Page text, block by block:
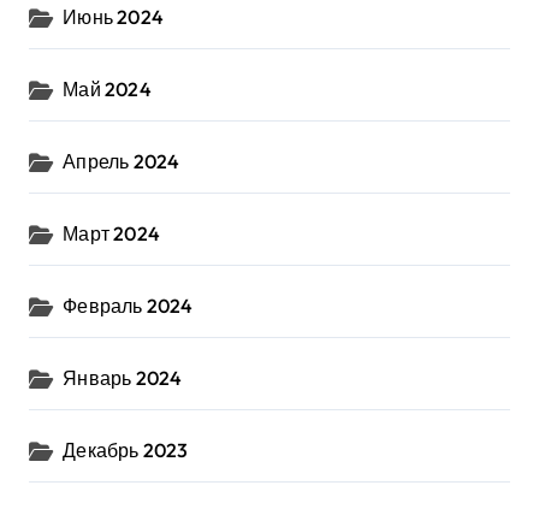
Июнь 2024
Май 2024
Апрель 2024
Март 2024
Февраль 2024
Январь 2024
Декабрь 2023